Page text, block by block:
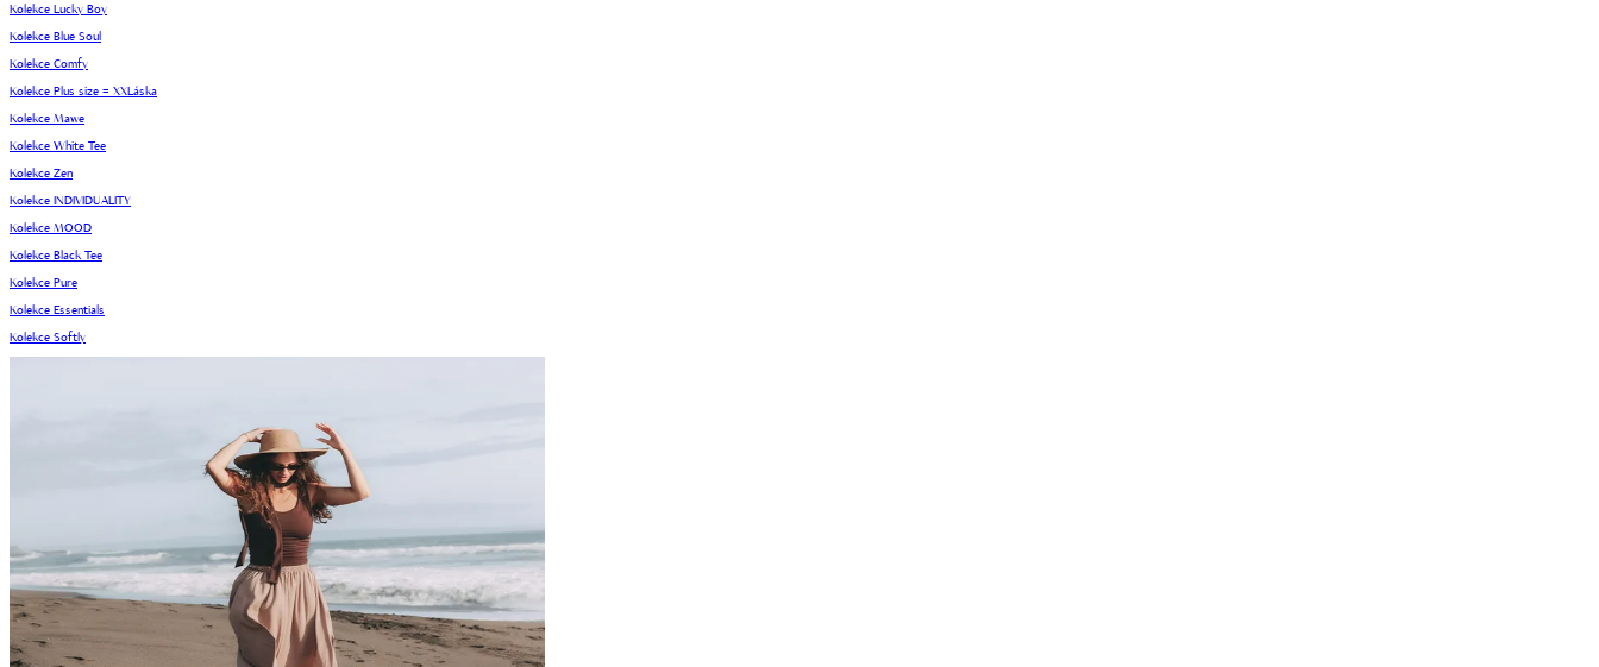
Kolekce Lucky Boy
Kolekce Blue Soul
Kolekce Comfy
Kolekce Plus size = XXLáska
Kolekce Mawe
Kolekce White Tee
Kolekce Zen
Kolekce INDIVIDUALITY
Kolekce MOOD
Kolekce Black Tee
Kolekce Pure
Kolekce Essentials
Kolekce Softly